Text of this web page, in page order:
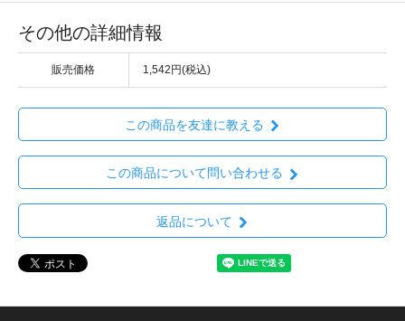
その他の詳細情報
販売価格 1,542円(税込)
この商品を友達に教える
この商品について問い合わせる
返品について